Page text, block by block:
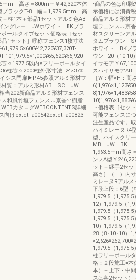
高さ＝800mm￥42,320本体
ブラックT-8 幅＝1,979.5mm 高
柱1本＋部品1セットアルミ色AB
ングレー JWホワイト BKブラ
ールタイプセット価格表［セッ
品1セット］呼称フェンス1枚寸法
61,979.5×600¥42,720¥37,320T-
101,979.5×1,000¥65,620¥56,920
々1977.5以内※フリーポールタイ
柱芯々2000柱外形寸法=24×37※
シス門扉▶P.45参照アルミ形材フ
材質：アルミ形材AB SC JW
当202新商品アルミ形材フェンス
和風竹垣フェンス︿京香﹀樹脂
カタログWEBCONTENTS詳細
向けextct_a00542extct_a00823
•商品の色は印刷
示価格には消費
商品アルミ形材
垣フェンス︿京
材スクリーンア
タムブラウン
ホワイト BKブ
ウンT-20（10-
イサモア￥
スハイサモア
［W：幅×H：高
ト価格表［セッ
可能フェンスに
注生産品です。
ハイミレーヌR4
型、ハイスクリ
MB JW BK 【2
1,963.5mm高さ
ンスA型￥
ット＋継手2セ
高さ］（ ）内寸
ミレーヌRアル
下段上段：6型（
1,979.5（1,975.5
12）1,979.5（
1,979.5（
1,979.5（1,975.5
10）1,979.5（
28（8･10･10）
1,979.5（1,975.5
柱フリーポール
格：２段施工=本
本）＋上下・中
スは各2セット）